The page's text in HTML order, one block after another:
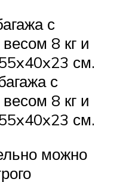
с
8 кг и
см.
с
8 кг и
см.
можно